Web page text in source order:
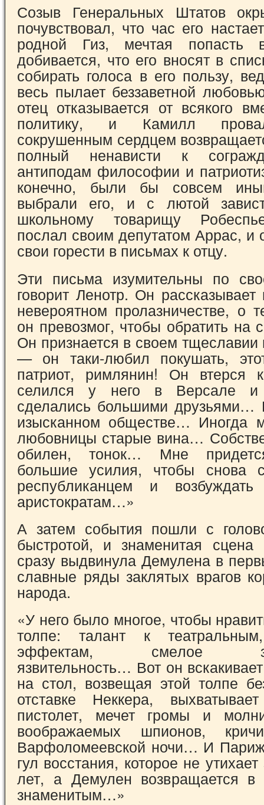
Созыв Генеральных Штатов
почувст­вовал, что час его
родной Гиз, меч­тая попасть
добивается, что его вносят в
собирать голоса в его пользу,
весь пылает беззаветной
отец отказывается от всякого
поли­тику, и Камилл
сокрушенным сердцем
полный ненависти к
антиподам философии и
конечно, были бы совсем
выбрали его, и с лютой
школьному товарищу
послал своим депутатом Аррас, и
свои горести в письмах к отцу.
Эти письма изумительны по
говорит Ленотр. Он
невероятном пролазничестве, о
он превозмог, чтобы обратить на
Он признается в своем тще­славии
— он таки-любил покушать,
патриот, римлянин! Он
селился у него в Версале
сделались боль­шими
изысканном обществе… Иногда
любовницы старые вина…
обилен, тонок… Мне
большие усилия, чтобы снова
респуб­ликанцем и
аристократам…»
А затем события пошли с
быст­ротой, и знаменитая
сразу выдвинула Демулена в
славные ряды заклятых врагов
народа.
«У него было многое, чтобы
толпе: талант к
эффектам, сме­лое
язвительность… Вот он
на стол, возвещая этой толпе
отставке Неккера,
пистолет, мечет громы и
воображаемых шпио­нов,
Варфоломеевской ночи… И
гул восстания, которое не
лет, а Демулен возвращается в
знаменитым…»